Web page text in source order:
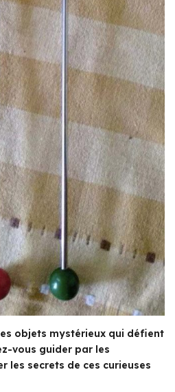
objets mystérieux qui défient
vous guider par les
les secrets de ces curieuses